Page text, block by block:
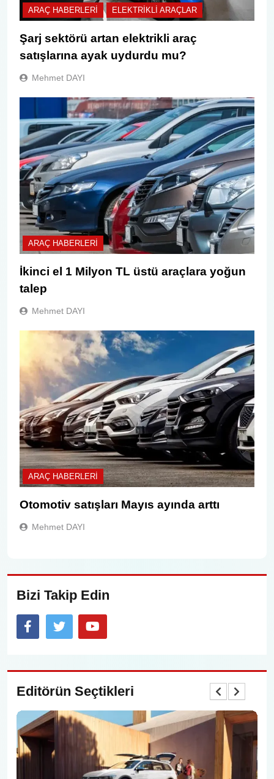
Bizi Takip Edin
Facebook YouTube
Editörün Seçtikleri
ARAÇ HABERLERI ELEKTRIKLI ARAÇLAR
Şarj sektörü artan elektrikli araç
satışlarına ayak uydurdu mu?
Mehmet DAYI
ARAÇ HABERLERI
İkinci el 1 Milyon TL üstü araçlara yoğun
talep
Mehmet DAYI
ARAÇ HABERLERI
Otomotiv satışları Mayıs ayında arttı
Mehmet DAYI